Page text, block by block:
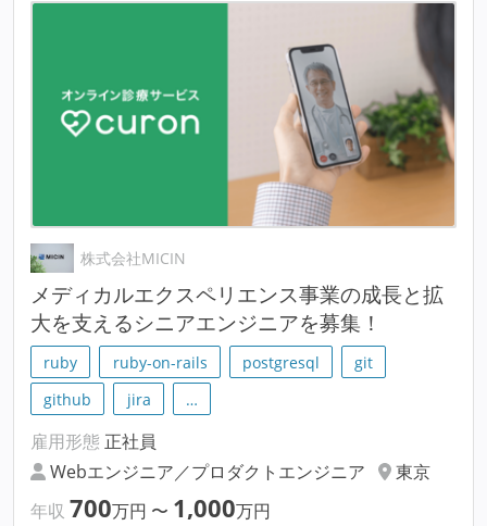
株式会社MICIN
メディカルエクスペリエンス事業の成長と拡
大を支えるシニアエンジニアを募集！
ruby ruby-on-rails postgresql
git
github
jira …
雇用形態 正社員
Webエンジニア／プロダクトエンジニア
東京
年収 700万円 〜 1,000万円